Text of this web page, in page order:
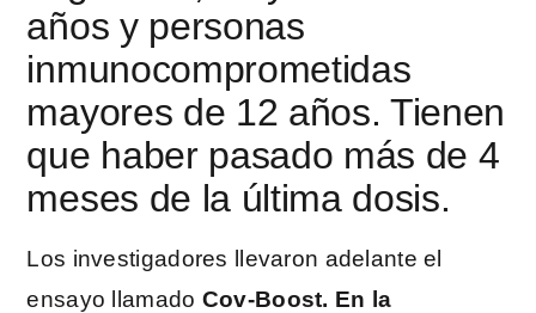
años y personas
inmunocomprometidas
mayores de 12 años. Tienen
que haber pasado más de 4
meses de la última dosis.
Los investigadores llevaron adelante el
ensayo llamado Cov-Boost. En la